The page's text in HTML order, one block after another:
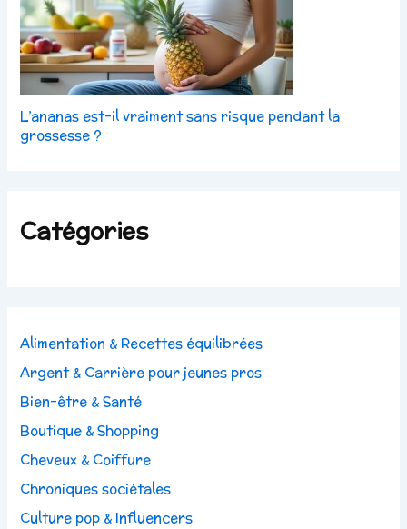
L’ananas est-il vraiment sans risque pendant la
grossesse ?
Catégories
Alimentation & Recettes équilibrées
Argent & Carrière pour jeunes pros
Bien-être & Santé
Boutique & Shopping
Cheveux & Coiffure
Chroniques sociétales
Culture pop & Influencers